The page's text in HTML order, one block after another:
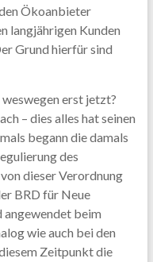
Ökoanbieter
langjährigen Kunden
Grund hierfür sind
erst jetzt?
– dies alles hat seinen
begann die damals
des
dieser Verordnung
BRD für Neue
beim
wie auch bei den
Zeitpunkt die